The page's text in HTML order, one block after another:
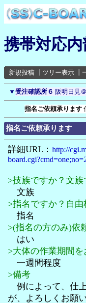
携帯対応
新規投稿 ツリー表示
▼ 受注確認所６ 阪明日見
指名ご依頼承ります
指名ご依頼承ります
詳細URL： http://
>技族ですか？
文族
>指名ですか？
指名
>(指名の方の
はい
>大体の作業期間
一週間程度
>
例によって、仕
が、よろしくお願